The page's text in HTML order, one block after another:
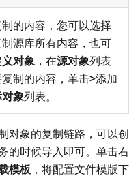
的内容，您可以选择
源库所有内容，也可
义对象 ，在源对象列表
制的内容，单击>添加
象列表。
对象的复制链路，可以创
的时候导入即可。单击右
模板 ，将配置文件模版下